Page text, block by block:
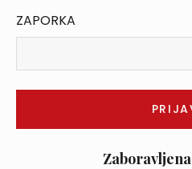
ZAPORKA